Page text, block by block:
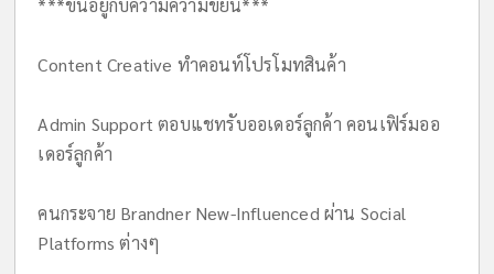
***ขึ้นอยู่กับความความขยัน***
Content Creative ทำคอนท์โปรโมทสินค้า
Admin Support ตอบแชทรับออเดอร์ลูกค้า คอนเฟิร์มออ
เดอร์ลูกค้า
คนกระจาย Brandner New-Influenced ผ่าน Social
Platforms ต่างๆ